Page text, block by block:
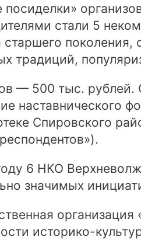
стали 5
старшего
традиций,
— 500 тыс. рублей.
наставнического
Спировского
6 НКО
значимых
историко-